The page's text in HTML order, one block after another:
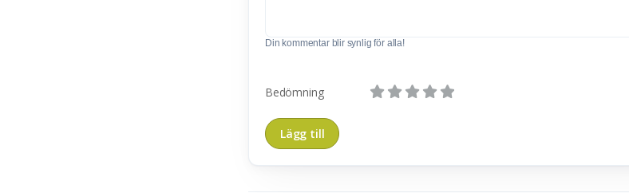
Din kommentar blir synlig för alla!
Bedömning